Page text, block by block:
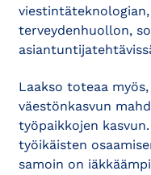
terveydenhuollon,
Laakso toteaa
väestönkasvun
työpaikkojen
työikäisten
samoin on